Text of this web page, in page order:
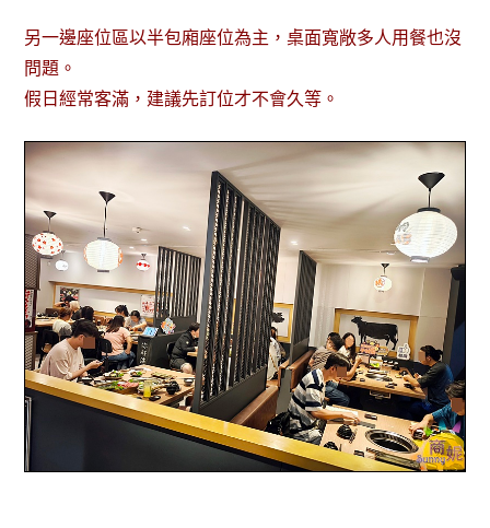
另一邊座位區以半包廂座位為主，桌面寬敞多人用餐也沒
問題。
假日經常客滿，建議先訂位才不會久等。